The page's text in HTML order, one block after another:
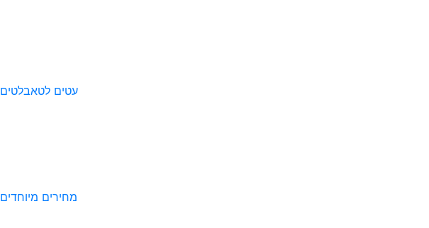
עטים לטאבלטים
מחירים מיוחדים